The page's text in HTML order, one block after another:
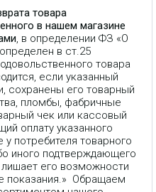
товара
в нашем магазине
, в определении ФЗ «О
в ст.25
товара
если указанный
сохранены его товарный
пломбы, фабричные
чек или кассовый
оплату указанного
у потребителя товарного
иного подтверждающего
его возможности
показания.» Обращаем